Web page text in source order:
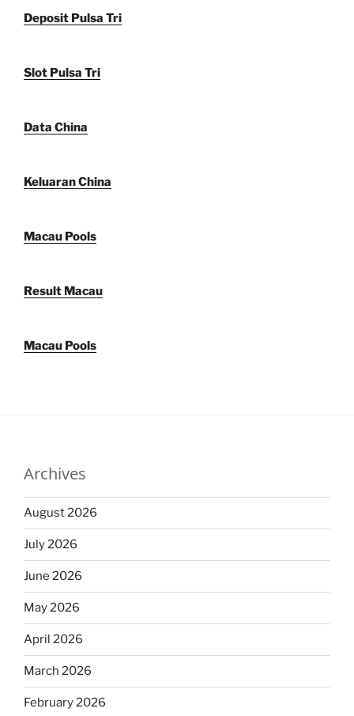
Deposit Pulsa Tri
Slot Pulsa Tri
Data China
Keluaran China
Macau Pools
Result Macau
Macau Pools
Archives
August 2026
July 2026
June 2026
May 2026
April 2026
March 2026
February 2026